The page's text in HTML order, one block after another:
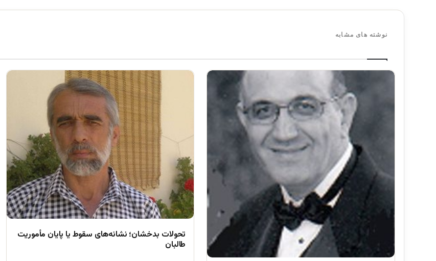
نوشته های مشابه
تحولات بدخشان؛ نشانه‌های سقوط یا پایان مأموریت
طالبان